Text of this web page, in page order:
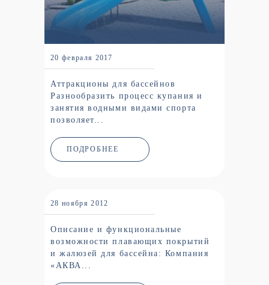
20 февраля 2017
Аттракционы для бассейнов
Разнообразить процесс купания и
занятия водными видами спорта
позволяет...
ПОДРОБНЕЕ
28 ноября 2012
Описание и функциональные
возможности плавающих покрытий
и жалюзей для бассейна: Компания
«АКВА...